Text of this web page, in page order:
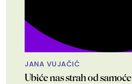
JANA VUJAČIĆ
Ubiće nas strah od samoće